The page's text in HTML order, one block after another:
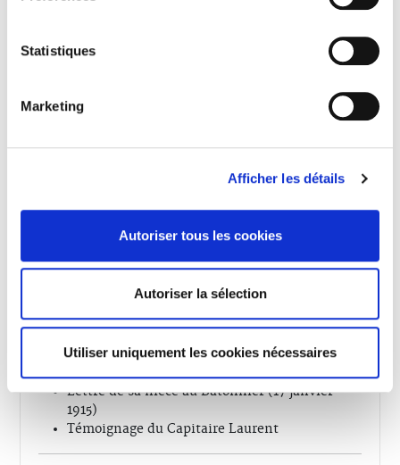
Statistiques
Marketing
Afficher les détails
Autoriser tous les cookies
Autoriser la sélection
Utiliser uniquement les cookies nécessaires
En février 1915, sa veuve, totalement
conseils quant à la liquidation de la
Citations et décorations :
« A fait preuve en toutes circonstances de
bravoure et de dévouement ; a été
mortellement frappé le 25 aout 1914 au cours
dangereuse ».
Lettre de sa nièce au Bâtonnier (17 janvier
1915)
Témoignage du Capitaire Laurent